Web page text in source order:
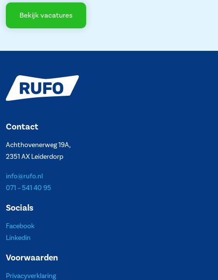
Bekijk vacatures
Contact
Achthovenerweg 19A,
2351 AX Leiderdorp
info@rufo.nl
071 – 541 40 95
Socials
Facebook
Linkedin
Voorwaarden
Privacyverklaring